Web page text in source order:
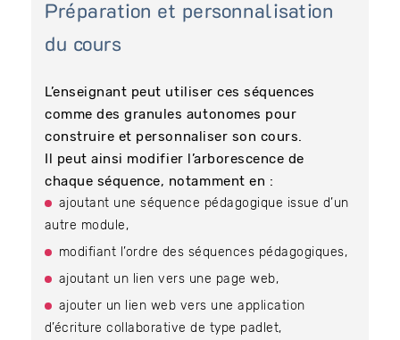
Préparation et personnalisation
du cours
L’enseignant peut utiliser ces séquences
comme des granules autonomes pour
construire et personnaliser son cours.
Il peut ainsi modifier l’arborescence de
chaque séquence, notamment en :
ajoutant une séquence pédagogique issue d’un
autre module,
modifiant l’ordre des séquences pédagogiques,
ajoutant un lien vers une page web,
ajouter un lien web vers une application
d’écriture collaborative de type padlet,